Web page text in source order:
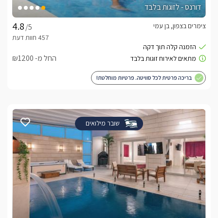
דורנס - לזוגות בלבד
/5
צימרים בצפון, בן עמי
החל מ- ₪1200
בריכה פרטית לכל סוויטה. פרטיות מוחלטת!
שובר מילואים